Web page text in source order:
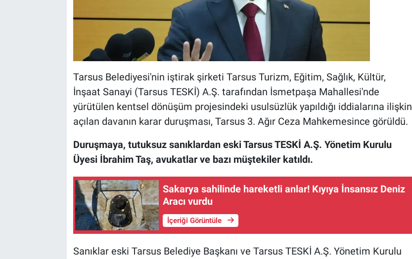
Tarsus Belediyesi'nin iştirak şirketi Tarsus Turizm, Eğitim, Sağlık, Kültür,
İnşaat Sanayi (Tarsus TESKİ) A.Ş. tarafından İsmetpaşa Mahallesi'nde
yürütülen kentsel dönüşüm projesindeki usulsüzlük yapıldığı iddialarına ilişkin
açılan davanın karar duruşması, Tarsus 3. Ağır Ceza Mahkemesince görüldü.
Duruşmaya, tutuksuz sanıklardan eski Tarsus TESKİ A.Ş. Yönetim Kurulu
Üyesi İbrahim Taş, avukatlar ve bazı müştekiler katıldı.
Sakarya sahilinde hareketli anlar! Kıyıya İnsansız Deniz
Aracı vurdu
İçeriği Görüntüle
Sanıklar eski Tarsus Belediye Başkanı ve Tarsus TESKİ A.Ş. Yönetim Kurulu